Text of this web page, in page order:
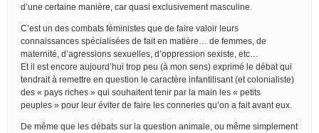
d’une certaine manière, car quasi exclusivement masculine.
C’est un des combats féministes que de faire valoir leurs
connaissances spécialisées de fait en matière… de femmes, de
maternité, d’agressions sexuelles, d’oppression sexiste, etc…
Et il est encore aujourd’hui trop peu (à mon sens) exprimé le débat qui
tendrait à remettre en question le caractère infantilisant (et colonialiste)
des « pays riches » qui souhaitent tenir par la main les « petits
peuples » pour leur éviter de faire les conneries qu’on a fait avant eux.
De même que les débats sur la question animale, ou même simplement